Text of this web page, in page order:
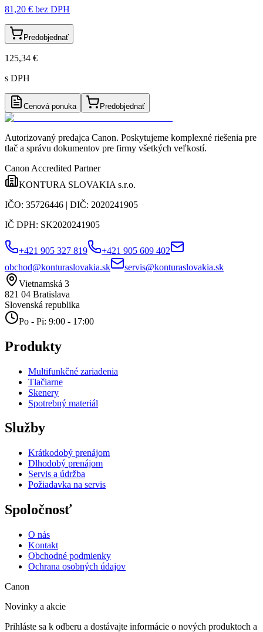
81,20 € bez DPH
Predobjednať
125,34 €
s DPH
Cenová ponuka Predobjednať
Autorizovaný predajca Canon. Poskytujeme komplexné riešenia pre
tlač a správu dokumentov pre firmy všetkých veľkostí.
Canon Accredited Partner
KONTURA SLOVAKIA s.r.o.
IČO: 35726446 | DIČ: 2020241905
IČ DPH: SK2020241905
+421 905 327 819
+421 905 609 402
obchod@konturaslovakia.sk
servis@konturaslovakia.sk
Vietnamská 3
821 04 Bratislava
Slovenská republika
Po - Pi: 9:00 - 17:00
Produkty
Multifunkčné zariadenia
Tlačiarne
Skenery
Spotrebný materiál
Služby
Krátkodobý prenájom
Dlhodobý prenájom
Servis a údržba
Požiadavka na servis
Spoločnosť
O nás
Kontakt
Obchodné podmienky
Ochrana osobných údajov
Canon
Novinky a akcie
Prihláste sa k odberu a dostávajte informácie o nových produktoch a